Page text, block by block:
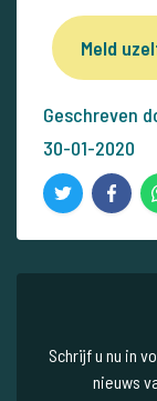
Meld
Geschreven
30-01-2020
Schrijf u nu in
nieuws